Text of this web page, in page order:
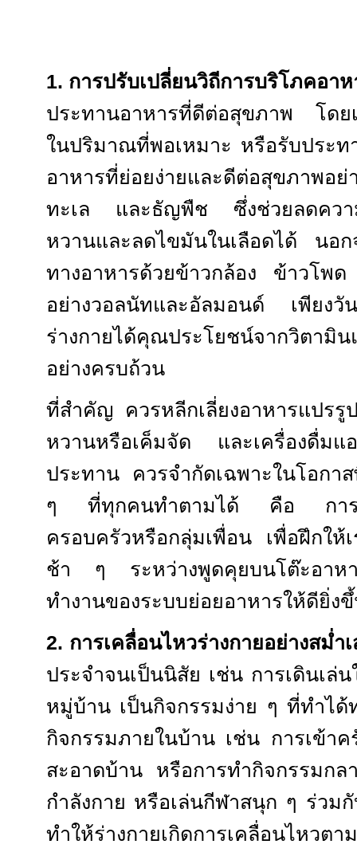
1. การปรับเปลี่ยนวิถีการบริโภคอาห
ประทานอาหารที่ดีต่อสุขภาพ โดย
ในปริมาณที่พอเหมาะ หรือรับประ
อาหารที่ย่อยง่ายและดีต่อสุขภาพอ
ทะเล และธัญพืช ซึ่งช่วยลดความ
หวานและลดไขมันในเลือดได้ นอ
ทางอาหารด้วยข้าวกล้อง ข้าวโพ
อย่างวอลนัทและอัลมอนด์ เพียง
ร่างกายได้คุณประโยชน์จากวิตามิน
อย่างครบถ้วน
ที่สำคัญ ควรหลีกเลี่ยงอาหารแปร
หวานหรือเค็มจัด และเครื่องดื่ม
ประทาน ควรจำกัดเฉพาะในโอกา
ๆ ที่ทุกคนทำตามได้ คือ การรั
ครอบครัวหรือกลุ่มเพื่อน เพื่อฝึกให้
ช้า ๆ ระหว่างพูดคุยบนโต๊ะอาหา
ทำงานของระบบย่อยอาหารให้ดียิ่ง
2. การเคลื่อนไหวร่างกายอย่างสม่ำ
ประจำจนเป็นนิสัย เช่น การเดินเล่
หมู่บ้าน เป็นกิจกรรมง่าย ๆ ที่ทำไ
กิจกรรมภายในบ้าน เช่น การเข้า
สะอาดบ้าน หรือการทำกิจกรรมก
กำลังกาย หรือเล่นกีฬาสนุก ๆ ร่วม
ทำให้ร่างกายเกิดการเคลื่อนไหว